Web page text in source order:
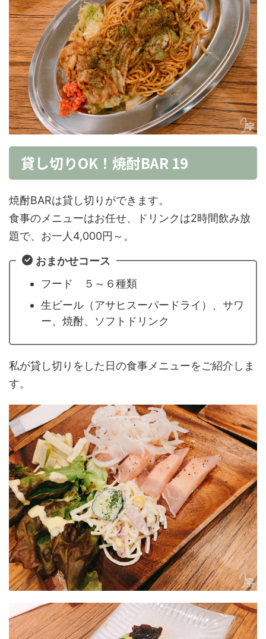
貸し切りOK！焼酎BAR 19
焼酎BARは貸し切りができます。
食事のメニューはお任せ、ドリンクは2時間飲み放
題で、お一人4,000円～。
おまかせコース
フード ５～６種類
生ビール（アサヒスーパードライ）、サワ
ー、焼酎、ソフトドリンク
私が貸し切りをした日の食事メニューをご紹介しま
す。